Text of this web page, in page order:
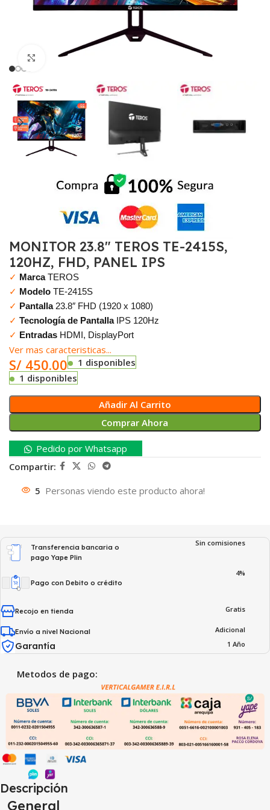
Click to enlarge
MONITOR 23.8″ TEROS TE-2415S,
120HZ, FHD, PANEL IPS
✓ MarcaTEROS
✓ Modelo TE-2415S
✓ Pantalla23.8″ FHD (1920 x 1080)
✓ Tecnología de PantallaIPS 120Hz
✓ Entradas HDMI, DisplayPort
Ver mas caracteristicas...
S/ 450.00
1 disponibles
1 disponibles
Añadir Al Carrito
Comprar Ahora
Pedido por Whatsapp
Compartir:
5 Personas viendo este producto ahora!
Transferencia bancaria o
pago Yape Plin
Sin comisiones
Pago con Debito o crédito
4%
Recojo en tienda Gratis
Envío a nivel Nacional Adicional
Garantía 1 Año
Metodos de pago:
Descripción
General